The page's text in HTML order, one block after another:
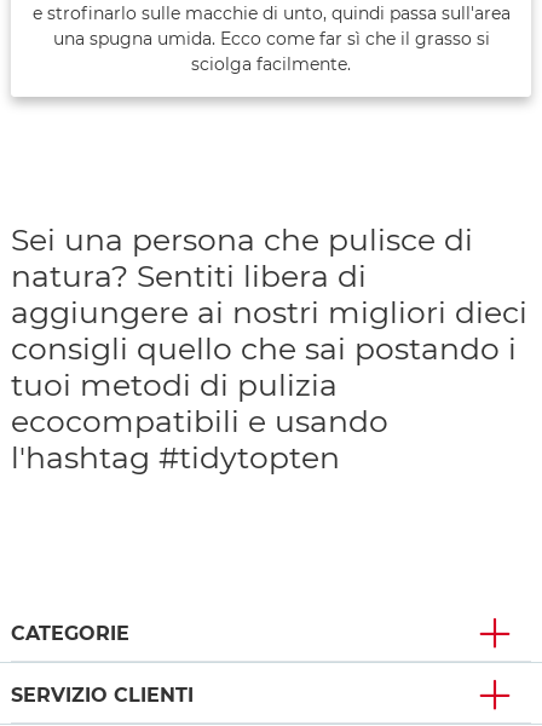
e strofinarlo sulle macchie di unto, quindi passa sull'area
una spugna umida. Ecco come far sì che il grasso si
sciolga facilmente.
Sei una persona che pulisce di
natura? Sentiti libera di
aggiungere ai nostri migliori dieci
consigli quello che sai postando i
tuoi metodi di pulizia
ecocompatibili e usando
l'hashtag #tidytopten
CATEGORIE
SERVIZIO CLIENTI